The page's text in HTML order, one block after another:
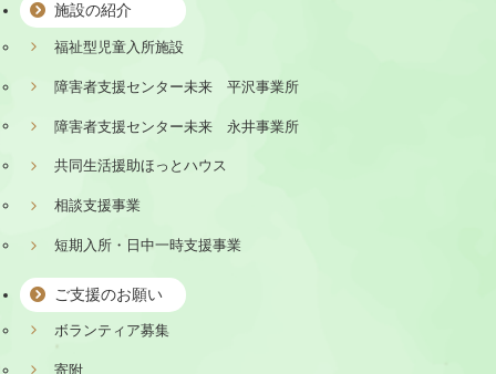
施設の紹介
福祉型児童入所施設
障害者支援センター未来 平沢事業所
障害者支援センター未来 永井事業所
共同生活援助ほっとハウス
相談支援事業
短期入所・日中一時支援事業
ご支援のお願い
ボランティア募集
寄附